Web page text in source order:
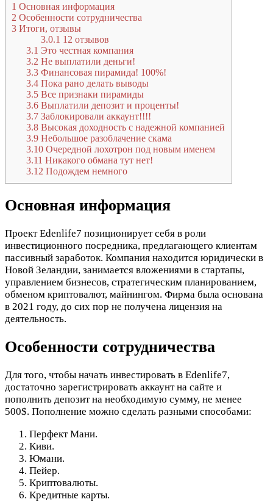
1 Основная информация
2 Особенности сотрудничества
3 Итоги, отзывы
3.0.1 12 отзывов
3.1 Это честная компания
3.2 Не выплатили деньги!
3.3 Финансовая пирамида! 100%!
3.4 Пока рано делать выводы
3.5 Все признаки пирамиды
3.6 Выплатили депозит и проценты!
3.7 Заблокировали аккаунт!!!!
3.8 Высокая доходность с надежной компанией
3.9 Небольшое разоблачение скама
3.10 Очередной лохотрон под новым именем
3.11 Никакого обмана тут нет!
3.12 Подождем немного
Основная информация
Проект Edenlife7 позиционирует себя в роли
инвестиционного посредника, предлагающего клиентам
пассивный заработок. Компания находится юридически в
Новой Зеландии, занимается вложениями в стартапы,
управлением бизнесов, стратегическим планированием,
обменом криптовалют, майнингом. Фирма была основана
в 2021 году, до сих пор не получена лицензия на
деятельность.
Особенности сотрудничества
Для того, чтобы начать инвестировать в Edenlife7,
достаточно зарегистрировать аккаунт на сайте и
пополнить депозит на необходимую сумму, не менее
500$. Пополнение можно сделать разными способами:
Перфект Мани.
Киви.
Юмани.
Пейер.
Криптовалюты.
Кредитные карты.